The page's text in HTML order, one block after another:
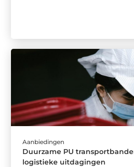
Aanbiedingen
Duurzame PU
logistieke uitdagingen